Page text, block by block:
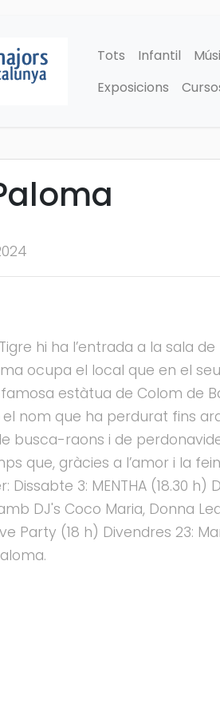
Tots Infantil
Exposicions
hi ha l’entrada a la sala
ocupa el local que en el
famosa estàtua de Colom de
nom que ha perdurat fins
busca-raons i de
que, gràcies a l’amor i la
3: MENTHA (18.30 h)
DJ's Coco Maria, Donna
Party (18 h) Divendres 23: